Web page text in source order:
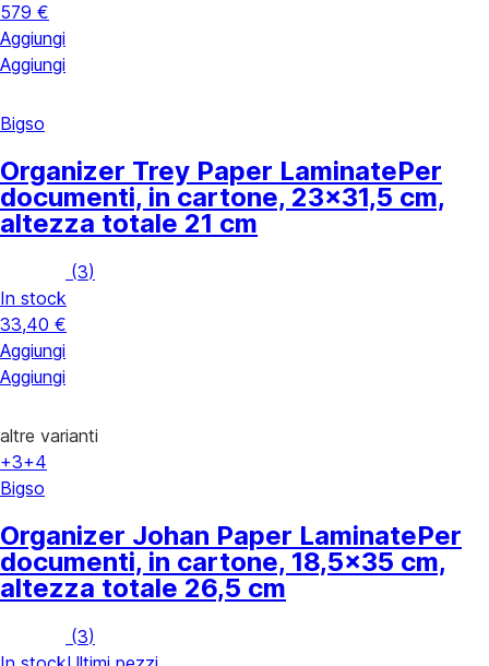
579 €
Aggiungi
Aggiungi
Bigso
Organizer Trey Paper LaminatePer
documenti, in cartone, 23x31,5 cm,
altezza totale 21 cm
(3)
In stock
33,40 €
Aggiungi
Aggiungi
altre varianti
+3+4
Bigso
Organizer Johan Paper LaminatePer
documenti, in cartone, 18,5x35 cm,
altezza totale 26,5 cm
(3)